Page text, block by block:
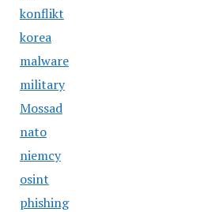
konflikt
korea
malware
military
Mossad
nato
niemcy
osint
phishing